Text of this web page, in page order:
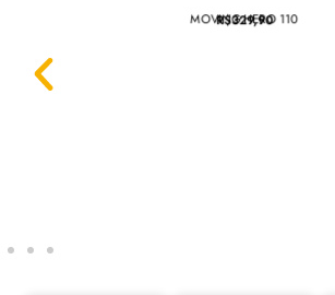
MOVING HERO 110
R$329,90